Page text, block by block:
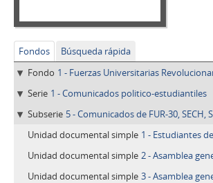
Fondos
Búsqueda rápida
Fondo 1 - Fuerzas Universitarias
Serie 1 - Comunicados politico-estudiantiles
Subserie 5 - Comunicados de FUR-30, SECH, SECE
Unidad documental simple 1 - Estudiantes de la UCA
Unidad documental simple 2 - Asamblea general de estudiantes de la UCA acuerda
Unidad documental simple 3 - Asamblea general de estudiantes de la UCA acuerda